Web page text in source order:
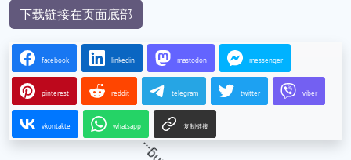
下载链接在页面底部
facebook linkedin mastodon messenger
pinterest reddit telegram twitter viber
vkontakte whatsapp 复制链接